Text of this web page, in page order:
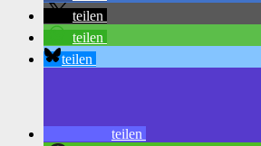
teilen
teilen
teilen
teilen